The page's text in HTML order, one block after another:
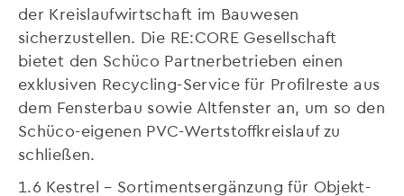
der Kreislaufwirtschaft im Bauwesen
sicherzustellen. Die RE:CORE Gesellschaft
bietet den Schüco Partnerbetrieben einen
exklusiven Recycling-Service für Profilreste aus
dem Fensterbau sowie Altfenster an, um so den
Schüco-eigenen PVC-Wertstoffkreislauf zu
schließen.
1.6 Kestrel – Sortimentsergänzung für Objekt-